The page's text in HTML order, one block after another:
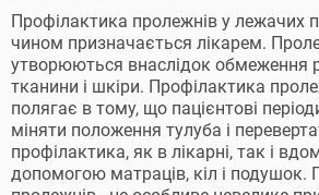
Профілактика пролежнів у лежачих
чином призначається лікарем.
утворюються внаслідок обмеження
тканини і шкіри. Профілактика
полягає в тому, що пацієнтові
міняти положення тулуба і
профілактика, як в лікарні, так і
допомогою матраців, кіл і подушок.